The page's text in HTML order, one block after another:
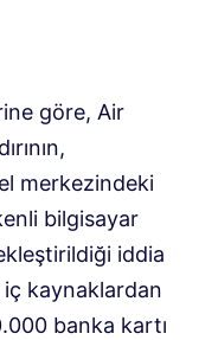
göre, Air
merkezindeki
bilgisayar
iddia
iç kaynaklardan
banka kartı